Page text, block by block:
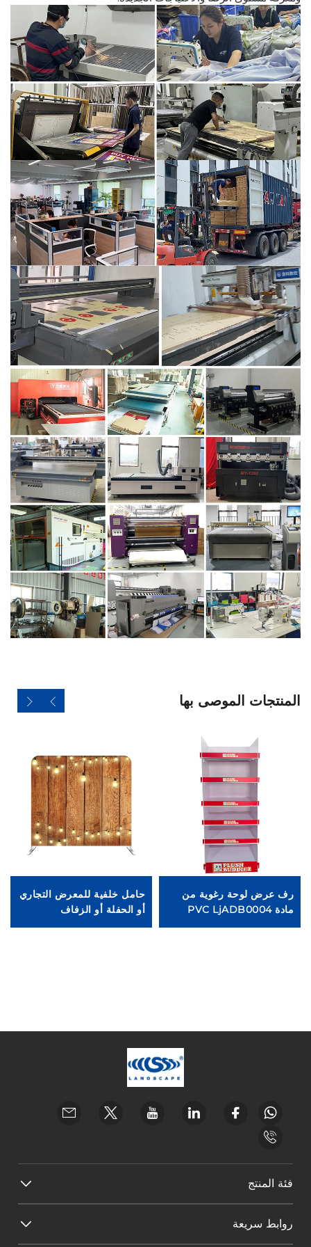
المنتجات الموصى بها
رف عرض لوحة رغوية من
مادة PVC LjADB0004
حامل خلفية للمعرض التجاري
أو الحفلة أو الزفاف
فئة المنتج
روابط سريعة